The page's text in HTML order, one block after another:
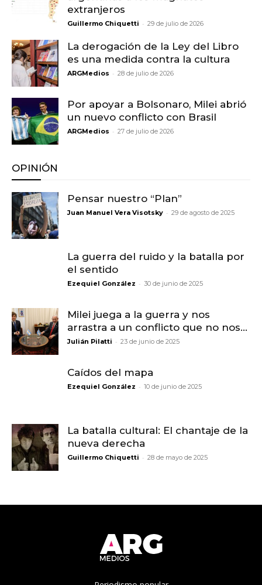
extranjeros
Guillermo Chiquetti - 29 de julio de 2026
La derogación de la Ley del Libro
es una medida contra la cultura
ARGMedios - 28 de julio de 2026
Por apoyar a Bolsonaro, Milei abrió
un nuevo conflicto con Brasil
ARGMedios - 27 de julio de 2026
OPINIÓN
Pensar nuestro “Plan”
Juan Manuel Vera Visotsky - 29 de agosto de 2025
La guerra del ruido y la batalla por
el sentido
Ezequiel González - 30 de junio de 2025
Milei juega a la guerra y nos
arrastra a un conflicto que no nos...
Julián Pilatti - 23 de junio de 2025
Caídos del mapa
Ezequiel González - 10 de junio de 2025
La batalla cultural: El chantaje de la
nueva derecha
Guillermo Chiquetti - 28 de mayo de 2025